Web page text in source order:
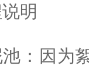
明
：因为